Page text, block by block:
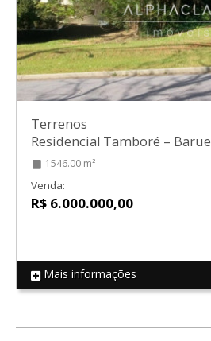
REF 18630
Terrenos
Residencial Tamboré –
1546.00 m²
Venda:
R$ 6.000.000,00
Mais informações